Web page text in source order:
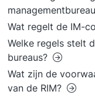
Wat regelt de IM-
Welke regels stelt
bureaus?
Wat zijn de
van de RIM?